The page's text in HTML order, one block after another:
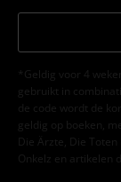
*Geldig voor 4
gebruikt in
de code wordt de
geldig op boeken,
Die Ärzte, Die
Onkelz en artikelen